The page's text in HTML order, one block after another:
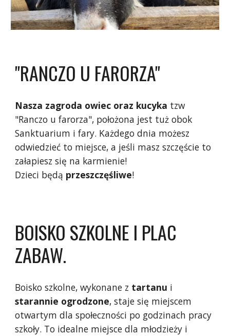
"RANCZO U FARORZA"
Nasza zagroda owiec oraz kucyka tzw
"Ranczo u farorza", położona jest tuż obok
Sanktuarium i fary. Każdego dnia możesz
odwiedzieć to miejsce, a jeśli masz szczęście to
załapiesz się na karmienie!
Dzieci będą przeszczęśliwe!
BOISKO SZKOLNE I PLAC
ZABAW.
Boisko szkolne, wykonane z tartanu i
starannie ogrodzone, staje się miejscem
otwartym dla społeczności po godzinach pracy
szkoły. To idealne miejsce dla młodzieży i